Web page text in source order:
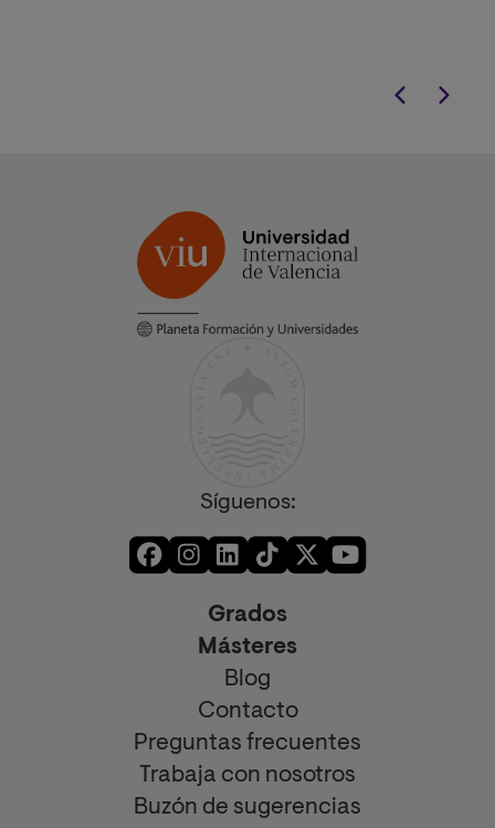
Síguenos:
Grados
Másteres
Blog
Contacto
Preguntas frecuentes
Trabaja con nosotros
Buzón de sugerencias